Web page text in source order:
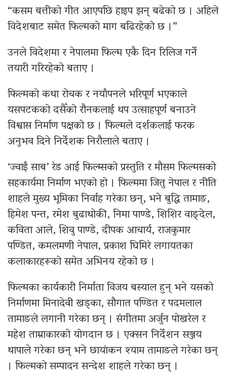
“कसम बत्तीको गीत आएपछि हाइप झन् बढेको छ । अहिले
विदेशबाट समेत फिल्मको माग बढिरहेको छ ।”
उनले विदेशमा र नेपालमा फिल्म एकै दिन रिलिज गर्ने
तयारी गरिरहेको बताए ।
फिल्मको कथा रोचक र नयाँपनले भरिपूर्ण भएकाले
यसपटकको दसैँको रौनकलाई थप उत्साहपूर्ण बनाउने
विश्वास निर्माण पक्षको छ । फिल्मले दर्शकलाई फरक
अनुभव दिने निर्देशक निरौलाले बताए ।
‘ज्वाइँ साब’ रेड आई फिल्म्सको प्रस्तुति र मौसम फिल्मसको
सहकार्यमा निर्माण भएको हो । फिल्ममा जितु नेपाल र नीति
शाहले मुख्य भूमिका निर्वाह गरेका छन्, भने बुद्धि तामाङ,
हिमेश पन्त, रमेश बुढाथोकी, निमा पाण्डे, शिशिर वाङ्देल,
कविता आले, शिवु पाण्डे, दीपक आचार्य, राजकुमार
पण्डित, कमलमणी नेपाल, प्रकाश घिमिरे लगायतका
कलाकारहरूको समेत अभिनय रहेको छ ।
फिल्मका कार्यकारी निर्माता विजय बस्याल हुन् भने यसको
निर्माणमा मिनादेवी खड्का, सौगात पण्डित र पदमलाल
तामाङले लगानी गरेका छन् । संगीतमा अर्जुन पोखरेल र
महेश ताम्राकारको योगदान छ । एक्सन निर्देशन सञ्जय
थापाले गरेका छन् भने छायांकन श्याम तामाङले गरेका छन्
। फिल्मको सम्पादन सन्देश शाहले गरेका छन् ।